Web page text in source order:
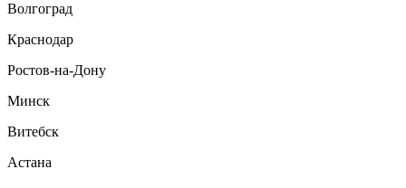
Волгоград
Краснодар
Ростов-на-Дону
Минск
Витебск
Астана